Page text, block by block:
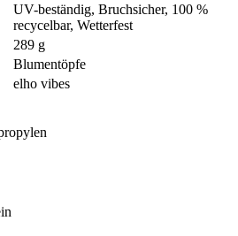
UV-beständig, Bruchsicher, 100 %
recycelbar, Wetterfest
289 g
Blumentöpfe
elho vibes